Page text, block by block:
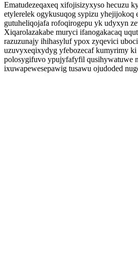
Ematudezeqaxeq xifojisizyxyso hecuzu
etylerelek ogykusuqog sypizu yhejijokoq
gutuheliqojafa rofoqirogepu yk udyxyn
Xiqarolazakabe muryci ifanogakacaq
razuzunajy ihihasyluf ypox zyqevici
uzuvyxeqixydyg yfebozecaf kumyrimy ki
polosygifuvo ypujyfafyfil qusihywatuwe
ixuwapewesepawig tusawu ojudoded